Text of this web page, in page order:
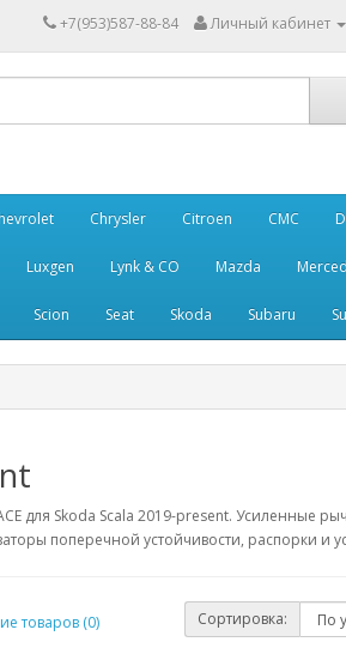
+7(953)587-88-84 Личный кабинет
Chrysler Citroen CMC
Luxgen Lynk & CO Mazda
Scion Seat Skoda Subaru
для Skoda Scala 2019-present. Усиленные
поперечной устойчивости, распорки и
товаров (0) Сортировка: